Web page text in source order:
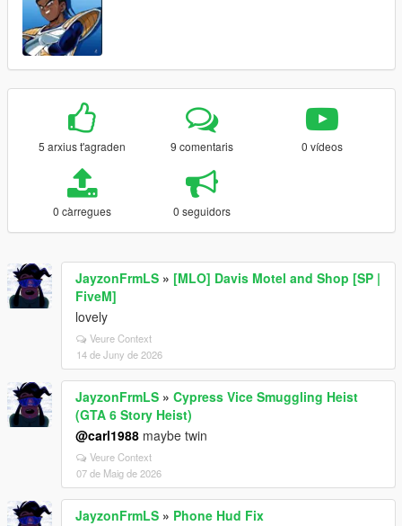
5 arxius t'agraden 9 comentaris 0 vídeos
0 càrregues 0 seguidors
JayzonFrmLS » [MLO] Davis Motel and Shop [SP |
FiveM]
lovely
Veure Context
14 de Juny de 2026
JayzonFrmLS » Cypress Vice Smuggling Heist
(GTA 6 Story Heist)
@carl1988 maybe twin
Veure Context
07 de Maig de 2026
JayzonFrmLS » Phone Hud Fix